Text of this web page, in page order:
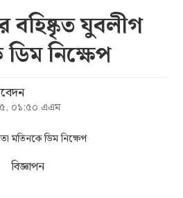
বহিষ্কৃত যুবলীগ
নিক্ষেপ
০১:৫০ এএম
বিজ্ঞাপন